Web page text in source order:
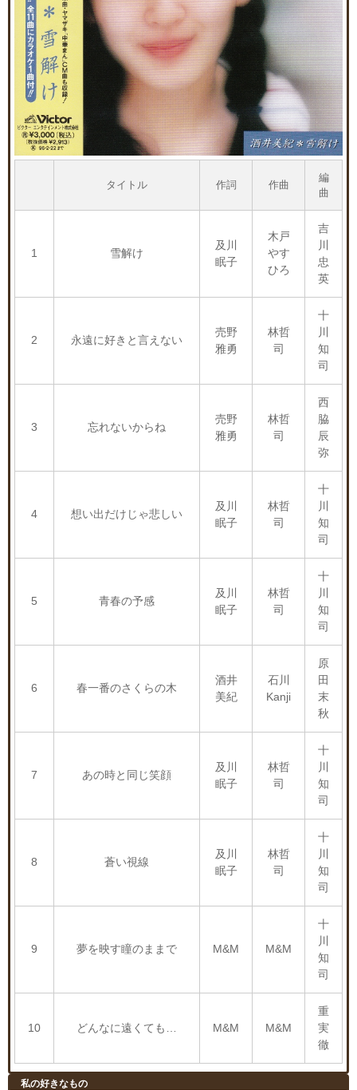
タイトル 作詞 作曲
編
曲
1 雪解け
及川
眠子
木戸
やす
ひろ
吉
川
忠
英
2 永遠に好きと言えない
売野
雅勇
林哲
司
十
川
知
司
3 忘れないからね
売野
雅勇
林哲
司
西
脇
辰
弥
4 想い出だけじゃ悲しい
及川
眠子
林哲
司
十
川
知
司
5 青春の予感
及川
眠子
林哲
司
十
川
知
司
6 春一番のさくらの木
酒井
美紀
石川
Kanji
原
田
末
秋
7 あの時と同じ笑顔
及川
眠子
林哲
司
十
川
知
司
8 蒼い視線
及川
眠子
林哲
司
十
川
知
司
9 夢を映す瞳のままで M&M M&M
十
川
知
司
10 どんなに遠くても… M&M M&M
重
実
徹
私の好きなもの